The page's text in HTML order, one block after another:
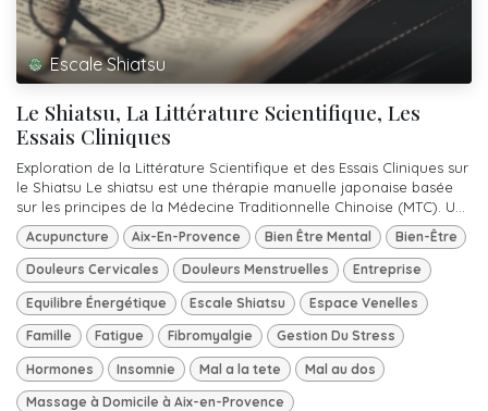
Escale Shiatsu
Le Shiatsu, La Littérature Scientifique, Les
Essais Cliniques
Exploration de la Littérature Scientifique et des Essais Cliniques sur
le Shiatsu Le shiatsu est une thérapie manuelle japonaise basée
sur les principes de la Médecine Traditionnelle Chinoise (MTC). U...
Acupuncture Aix-En-Provence Bien Être Mental Bien-Être
Douleurs Cervicales Douleurs Menstruelles Entreprise
Equilibre Énergétique Escale Shiatsu Espace Venelles
Famille Fatigue Fibromyalgie Gestion Du Stress
Hormones Insomnie Mal a la tete Mal au dos
Massage à Domicile à Aix-en-Provence